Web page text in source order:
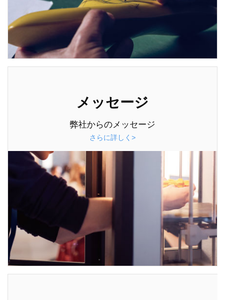
メッセージ
弊社からのメッセージ
さらに詳しく>